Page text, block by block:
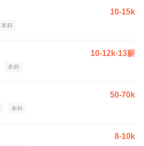
10-15k
本科
10-12k·13薪
本科
50-70k
本科
8-10k